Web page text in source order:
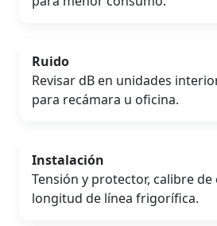
Ruido
Revisar dB en unidades
para recámara u oficina.
Instalación
Tensión y protector, calibre
longitud de línea frigorífica.